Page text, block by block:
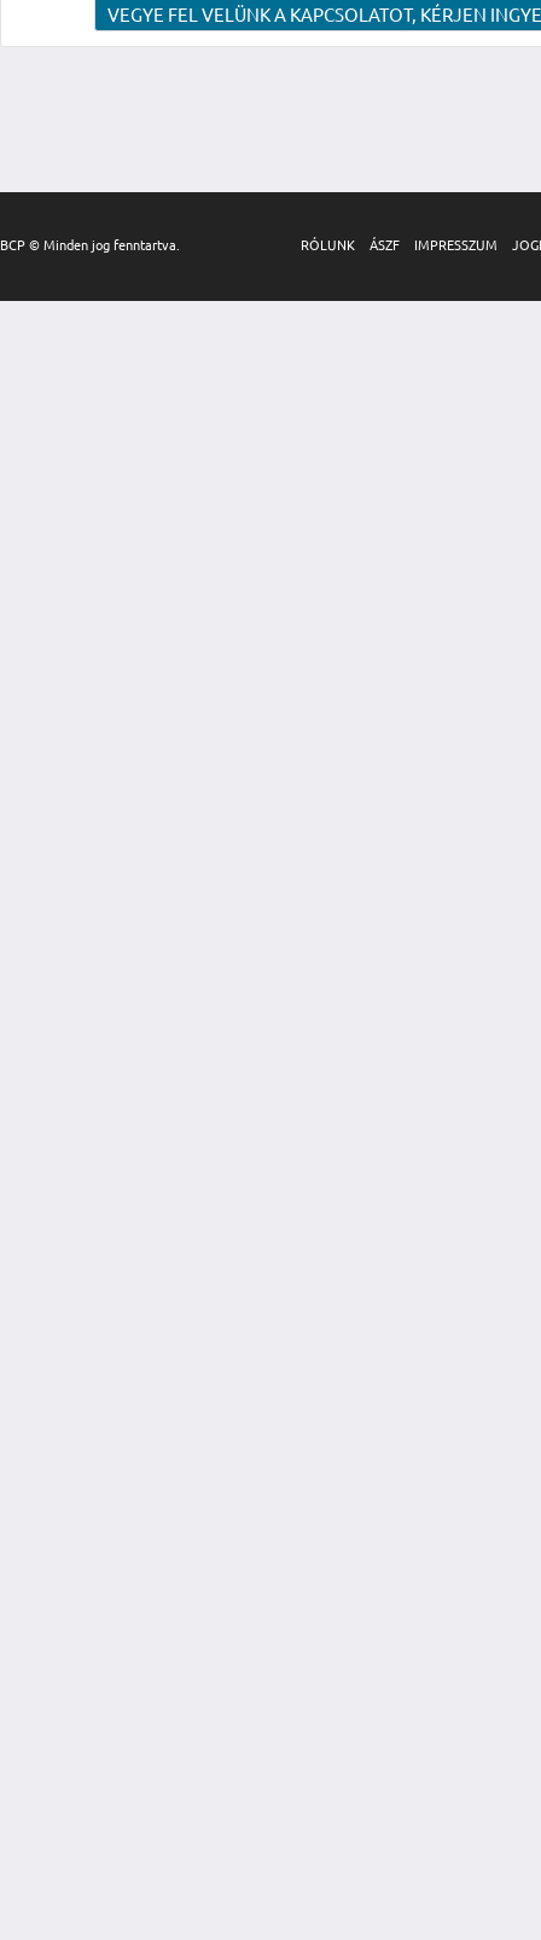
VEGYE FEL VELÜNK A KAPCSOLATOT, KÉRJEN
BCP © Minden jog fenntartva. RÓLUNK ÁSZF IMPRESSZUM